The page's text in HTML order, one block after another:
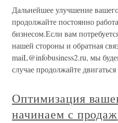
Дальнейшее улучшение
продолжайте постоянно
бизнесом.Если вам
нашей стороны и обратная
maiL@infobusiness2.ru, мы
случае продолжайте двигаться
Оптимизация
начинаем с продаж